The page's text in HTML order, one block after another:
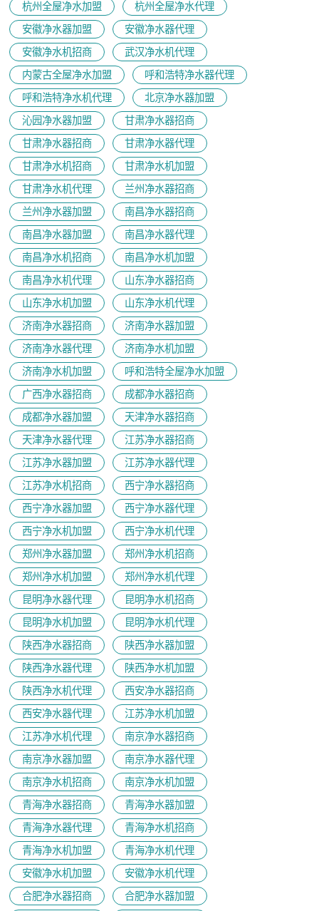
杭州全屋净水加盟
杭州全屋净水代理
安徽净水器加盟
安徽净水器代理
安徽净水机招商
武汉净水机代理
内蒙古全屋净水加盟
呼和浩特净水器代理
呼和浩特净水机代理
北京净水器加盟
沁园净水器加盟
甘肃净水器招商
甘肃净水器招商
甘肃净水器代理
甘肃净水机招商
甘肃净水机加盟
甘肃净水机代理
兰州净水器招商
兰州净水器加盟
南昌净水器招商
南昌净水器加盟
南昌净水器代理
南昌净水机招商
南昌净水机加盟
南昌净水机代理
山东净水器招商
山东净水机加盟
山东净水机代理
济南净水器招商
济南净水器加盟
济南净水器代理
济南净水机加盟
济南净水机加盟
呼和浩特全屋净水加盟
广西净水器招商
成都净水器招商
成都净水器加盟
天津净水器招商
天津净水器代理
江苏净水器招商
江苏净水器加盟
江苏净水器代理
江苏净水机招商
西宁净水器招商
西宁净水器加盟
西宁净水器代理
西宁净水机加盟
西宁净水机代理
郑州净水器加盟
郑州净水机招商
郑州净水机加盟
郑州净水机代理
昆明净水器代理
昆明净水机招商
昆明净水机加盟
昆明净水机代理
陕西净水器招商
陕西净水器加盟
陕西净水器代理
陕西净水机加盟
陕西净水机代理
西安净水器招商
西安净水器代理
江苏净水机加盟
江苏净水机代理
南京净水器招商
南京净水器加盟
南京净水器代理
​南京净水机招商
南京净水机加盟
青海净水器招商
青海净水器加盟
青海净水器代理
青海净水机招商
青海净水机加盟
青海净水机代理
安徽净水机加盟
安徽净水机代理
合肥净水器招商
合肥净水器加盟